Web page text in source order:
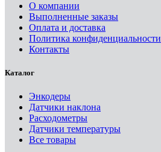
О компании
Выполненные заказы
Оплата и доставка
Политика конфиденциальности
Контакты
Каталог
Энкодеры
Датчики наклона
Расходометры
Датчики температуры
Все товары